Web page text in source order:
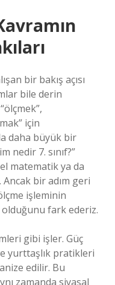
bir bakış açısı
bile derin
için
daha büyük bir
nedir 7. sınıf?”
matematik ya da
bir adım geri
işleminin
fark ederiz.
gibi işler. Güç
yurttaşlık pratikleri
edilir. Bu
zamanda siyasal